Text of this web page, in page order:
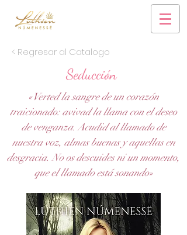
< Regresar al Catalogo
Seducción
«Verted la sangre de un corazón
traicionado: avivad la llama con el deseo
de venganza. Acudid al llamado de
nuestra voz, almas buenas y aquellas en
desgracia. No os descuides ni un momento,
que el llamado está sonando»